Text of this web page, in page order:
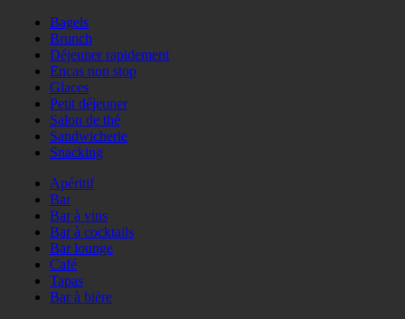
Bagels
Brunch
Déjeuner rapidement
Encas non stop
Glaces
Petit déjeuner
Salon de thé
Sandwicherie
Snacking
Apéritif
Bar
Bar à vins
Bar à cocktails
Bar lounge
Café
Tapas
Bar à bière